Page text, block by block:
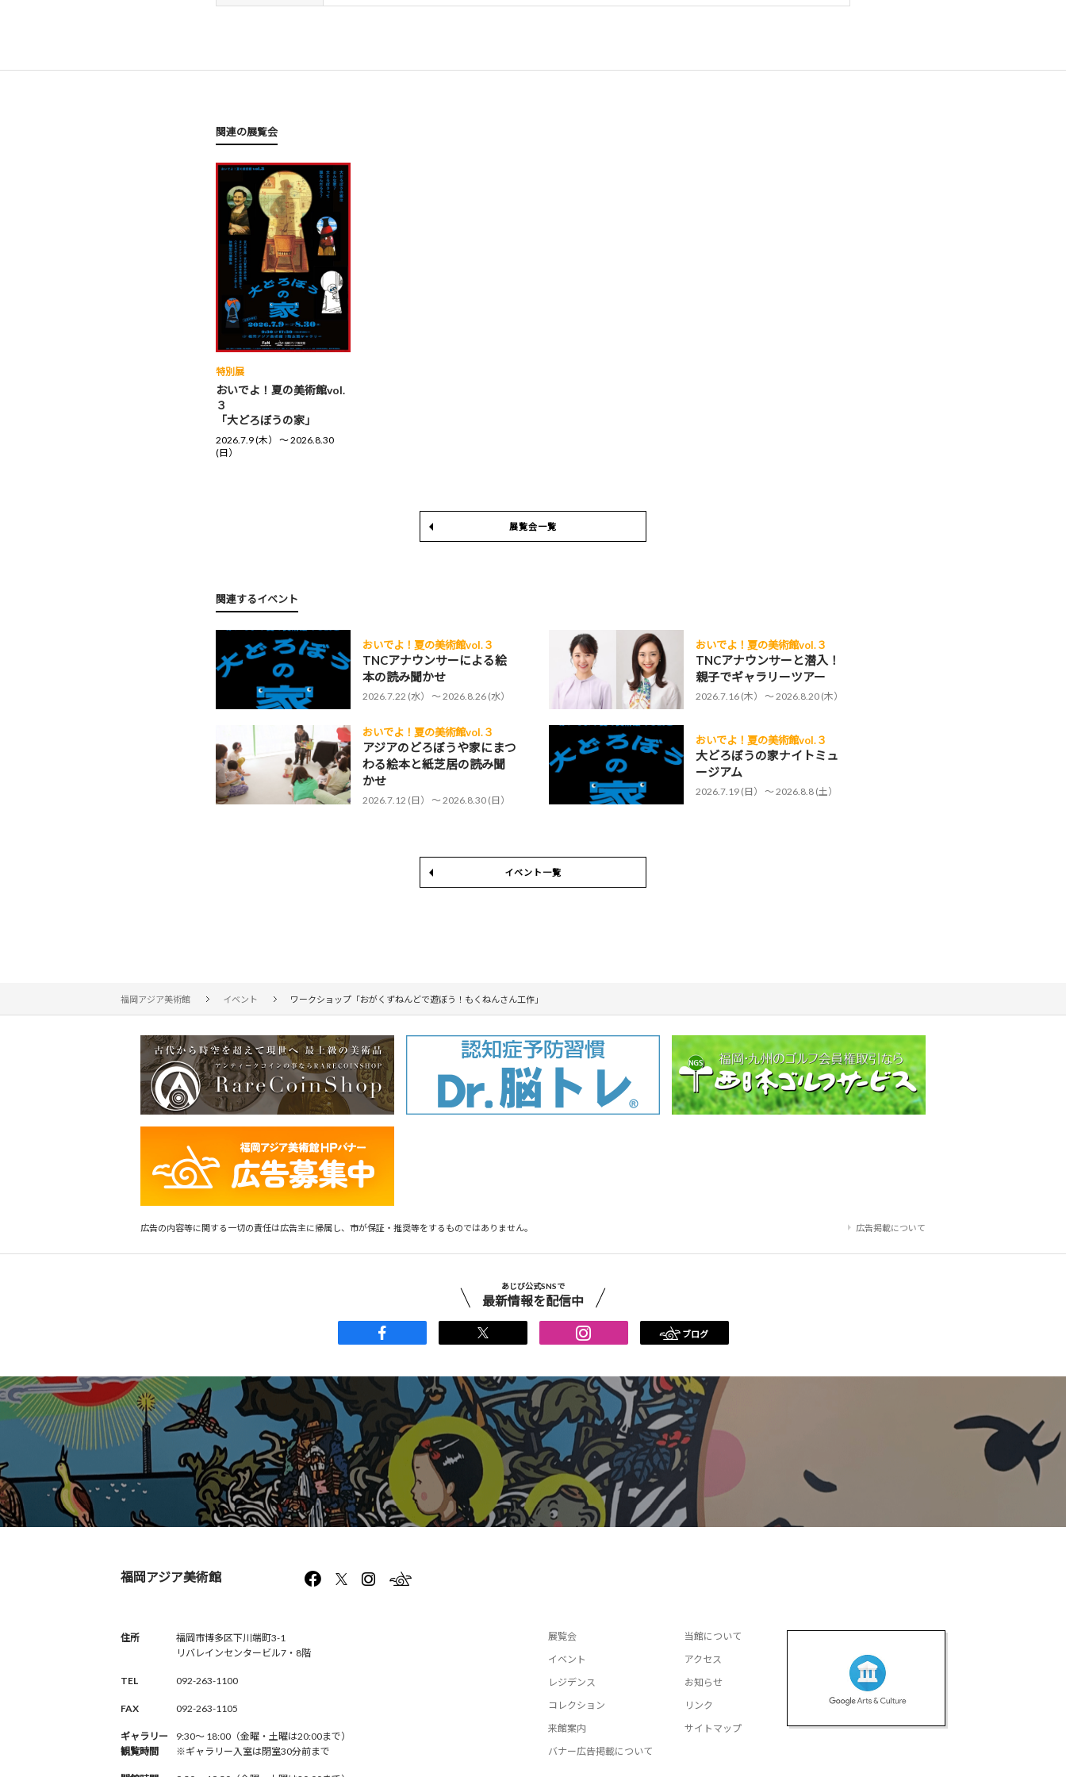
関連の展覧会
特別展
おいでよ！夏の美術館vol.
３
「大どろぼうの家」
2026.7.9 (木） 〜 2026.8.30
(日）
展覧会一覧
関連するイベント
おいでよ！夏の美術館vol.３
TNCアナウンサーによる絵
本の読み聞かせ
2026.7.22 (水） 〜 2026.8.26 (水）
おいでよ！夏の美術館vol.３
TNCアナウンサーと潜入！
親子でギャラリーツアー
2026.7.16 (木） 〜 2026.8.20 (木）
おいでよ！夏の美術館vol.３
アジアのどろぼうや家にまつ
わる絵本と紙芝居の読み聞
かせ
2026.7.12 (日） 〜 2026.8.30 (日）
おいでよ！夏の美術館vol.３
大どろぼうの家ナイトミュ
ージアム
2026.7.19 (日） 〜 2026.8.8 (土）
イベント一覧
福岡アジア美術館 イベント ワークショップ「おがくずねんどで遊ぼう！もくねんさん工作」
広告の内容等に関する一切の責任は広告主に帰属し、市が保証・推奨等をするものではありません。 広告掲載について
あじび公式SNSで
最新情報を配信中
ブログ
福岡アジア美術館
住所
福岡市博多区下川端町3-1
リバレインセンタービル7・8階
TEL 092-263-1100
FAX 092-263-1105
ギャラリー
観覧時間
9:30〜 18:00（金曜・土曜は20:00まで）
※ギャラリー入室は閉室30分前まで
展覧会
イベント
レジデンス
コレクション
来館案内
バナー広告掲載について
当館について
アクセス
お知らせ
リンク
サイトマップ